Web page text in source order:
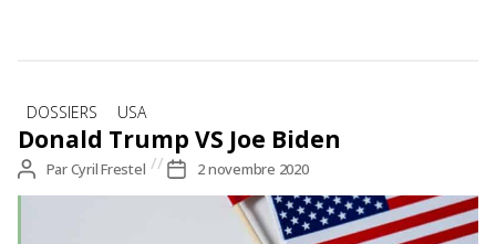
Catégories
DOSSIERS USA
Donald Trump VS Joe Biden
Auteur
de
ParCyril Frestel
Date
de
2 novembre 2020